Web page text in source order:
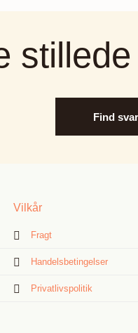
Find
Vilkår
Fragt
Handelsbetingelser
Privatlivspolitik